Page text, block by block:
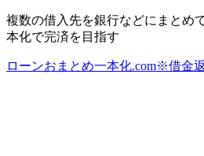
複数の借入先を銀行などにまとめ
本化で完済を目指す
ローンおまとめ一本化.com※借金